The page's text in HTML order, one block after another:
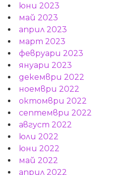
юни 2023
май 2023
април 2023
март 2023
февруари 2023
януари 2023
декември 2022
ноември 2022
октомври 2022
септември 2022
август 2022
юли 2022
юни 2022
май 2022
април 2022